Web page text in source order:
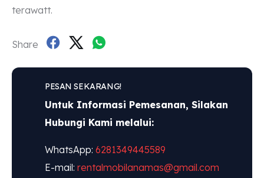
terawatt.
Share
PESAN SEKARANG!
Untuk Informasi Pemesanan, Silakan
Hubungi Kami melalui:
WhatsApp: 6281349445589
E-mail: rentalmobilanamas@gmail.com